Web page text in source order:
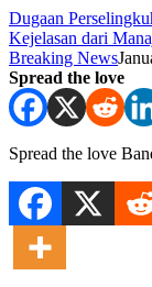
Dugaan
Kejelasan dari
Breaking News
Spread the love
Spread the love